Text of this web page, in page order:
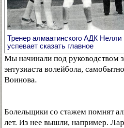
Тренер алмаатинского АДК Нелли
успевает сказать главное
Мы начинали под руководством
энтузиаста волейбола,
Воинова.
Болельщики со стажем помнят
лет. Из нее вышли, например.